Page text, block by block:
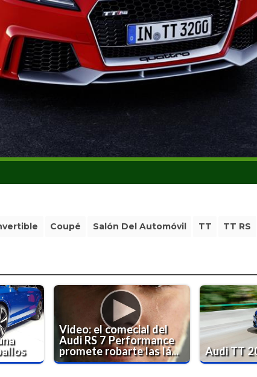
Coupé Salón Del Automóvil TT TT RS
Video: el comecial del
Audi RS 7 Performance
promete robarte las lá...
Audi TT